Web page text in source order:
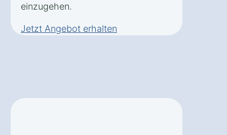
einzugehen.
Jetzt Angebot erhalten